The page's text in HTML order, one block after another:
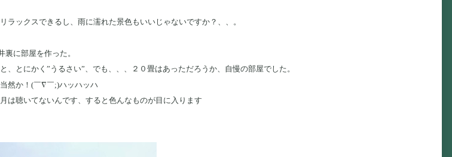
ックスできるし、雨に濡れた景色もいいじゃないですか？、、。
に部屋を作った。
とにかく”うるさい”、でも、、、２０畳はあっただろうか、自慢の部屋でした。
然か！(￣∇￣;)ハッハッハ
は聴いてないんです、すると色んなものが目に入ります